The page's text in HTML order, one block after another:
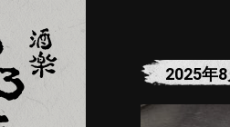
2025年